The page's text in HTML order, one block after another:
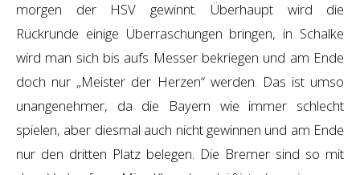
morgen der HSV gewinnt. Überhaupt wird die
Rückrunde einige Überraschungen bringen, in Schalke
wird man sich bis aufs Messer bekriegen und am Ende
doch nur „Meister der Herzen“ werden. Das ist umso
unangenehmer, da die Bayern wie immer schlecht
spielen, aber diesmal auch nicht gewinnen und am Ende
nur den dritten Platz belegen. Die Bremer sind so mit